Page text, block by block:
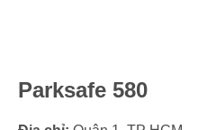
Parksafe 580